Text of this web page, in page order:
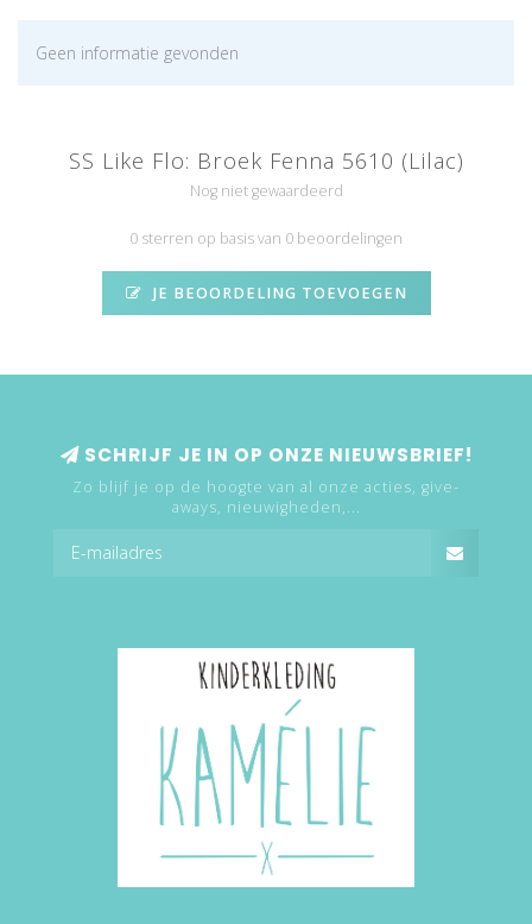
Geen informatie gevonden
SS Like Flo: Broek Fenna 5610 (Lilac)
Nog niet gewaardeerd
0 sterren op basis van 0 beoordelingen
JE BEOORDELING TOEVOEGEN
SCHRIJF JE IN OP ONZE NIEUWSBRIEF!
Zo blijf je op de hoogte van al onze acties, give-
aways, nieuwigheden,...